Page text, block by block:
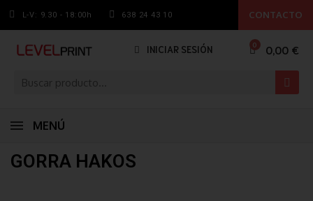
L-V: 9.30 - 18:00h 638 24 43 10 CONTACTO
INICIAR SESIÓN 0,00 €
MENÚ
GORRA HAKOS